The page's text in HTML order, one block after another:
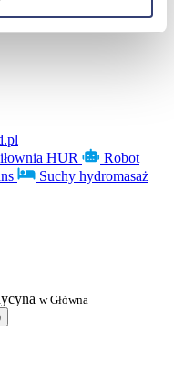
HUR
Robot
Suchy hydromasaż
w Główna